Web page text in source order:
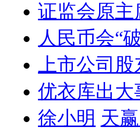
证监会原
人民币会“
上市公司
优衣库出大
徐小明 天